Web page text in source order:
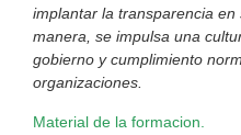
implantar la transparencia
manera, se impulsa una
gobierno y cumplimiento
organizaciones.
Material de la formacion.